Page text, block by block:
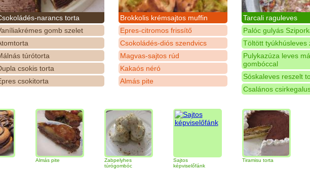
narancs torta
gomb szelet
túrótorta
csokis torta
csokitorta
Brokkolis krémsajtos muffin
Epres-citromos frissítő
Csokoládés-diós szendvics
Magvas-sajtos rúd
Kakaós néró
Almás pite
Tarcali raguleves
Palóc gulyás
Töltött tyúkhúsleves
Pulykazúza leves
gombóccal
Sóskaleves reszelt
Csalános
Zabpelyhes
túrógombóc
képviselőfánk
Tiramisu torta Quinoa